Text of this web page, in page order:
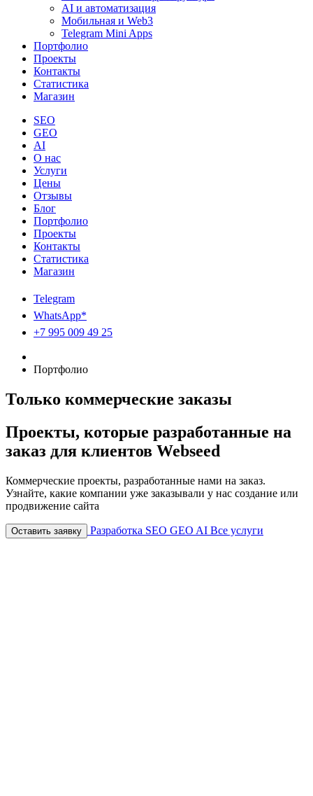
AI и автоматизация
Мобильная и Web3
Telegram Mini Apps
Портфолио
Проекты
Контакты
Статистика
Магазин
SEO
GEO
AI
О нас
Услуги
Цены
Отзывы
Блог
Портфолио
Проекты
Контакты
Статистика
Магазин
Telegram
WhatsApp*
+7 995 009 49 25
Портфолио
Только коммерческие заказы
Проекты, которые разработанные на
заказ для клиентов Webseed
Коммерческие проекты, разработанные нами на заказ.
Узнайте, какие компании уже заказывали у нас создание или
продвижение сайта
Оставить заявку Разработка SEO GEO AI Все услуги